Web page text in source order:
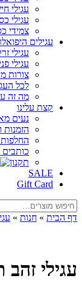
עגילי
עגילי
צמידי
עגילים
עגילי
עגילי
צורות
לכל
מה זה
קצת עלינו
נעים
הזמנות
כותבים
תקנון
SALE
Gift Card
חיפוש
עבור:
דף הבית » חנות »
עגילי זהב